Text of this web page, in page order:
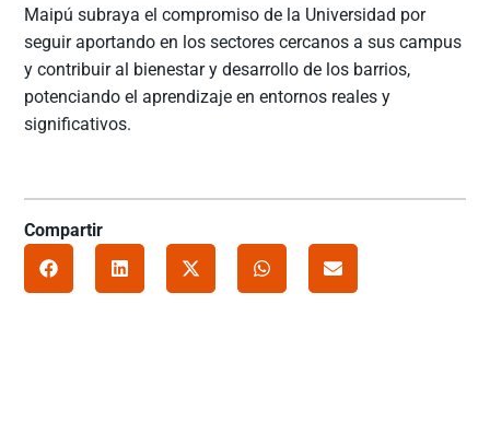
Maipú subraya el compromiso de la Universidad por
seguir aportando en los sectores cercanos a sus campus
y contribuir al bienestar y desarrollo de los barrios,
potenciando el aprendizaje en entornos reales y
significativos.
Compartir